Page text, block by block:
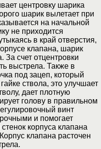
центровку шарика
шарик вылетает при
на начальной
не приходится
в край отверстия,
клапана, шарик
За счет отцентровки
выстрела. Также в
под зацеп, который
ствола, это улучшает
дает плотную
голову в правильном
винт
и помогает
корпуса клапана
клапана расточен